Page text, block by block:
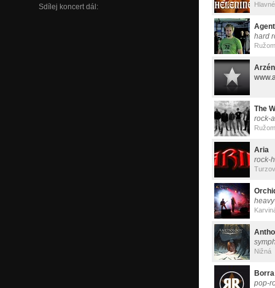
Sdílej koncert dál:
Agent
hard
Arzén
The
rock-
Aria
rock-
Nižná
Borra
pop-